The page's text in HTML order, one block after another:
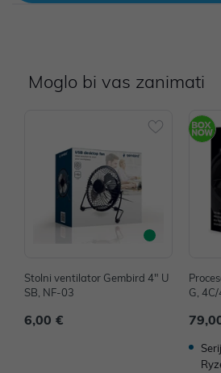
Moglo bi vas zanimati
Stolni ventilator Gembird 4" U
SB, NF-03
6,00 €
G,
HBOX